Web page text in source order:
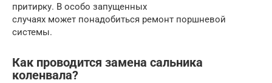
притирку. В особо запущенных
случаях может понадобиться ремонт поршневой
системы.
Как проводится замена сальника
коленвала?